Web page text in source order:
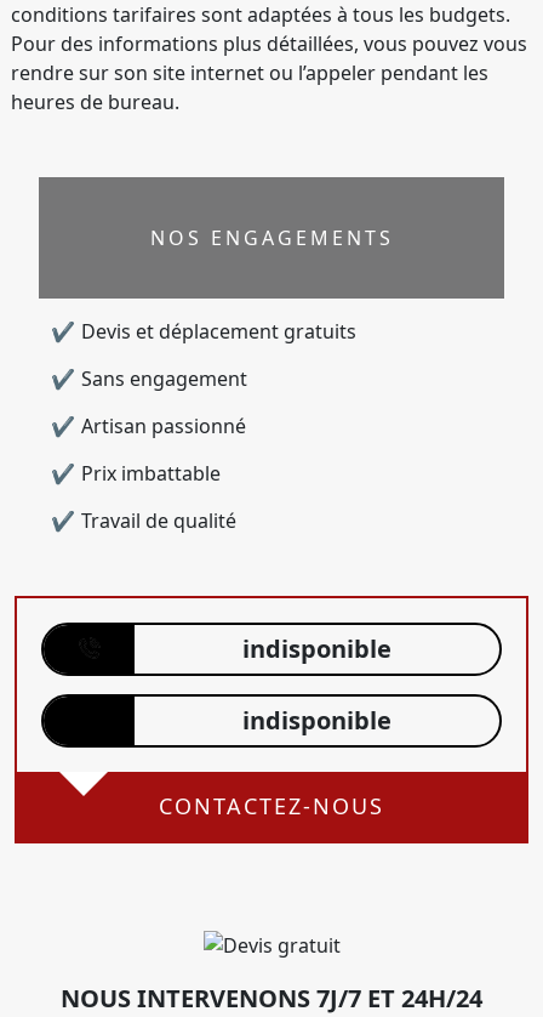
conditions tarifaires sont adaptées à tous les budgets.
Pour des informations plus détaillées, vous pouvez vous
rendre sur son site internet ou l’appeler pendant les
heures de bureau.
NOS ENGAGEMENTS
Devis et déplacement gratuits
Sans engagement
Artisan passionné
Prix imbattable
Travail de qualité
indisponible
indisponible
CONTACTEZ-NOUS
NOUS INTERVENONS 7J/7 ET 24H/24